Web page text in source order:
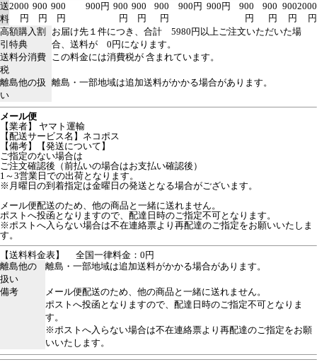
送
料
2000
円
900
円
900
円
900円 900
円
900
円
900
円
900円 900円
900
円
900
円
900
円
2000
円
高額購入割
引特典
お届け先１件につき、合計 5980円以上ご注文いただいた場
合、送料が 0円になります。
送料分消費
税
この料金には消費税が 含まれています。
離島他の扱
い
離島・一部地域は追加送料がかかる場合があります。
メール便
【業者】 ヤマト運輸
【配送サービス名】ネコポス
【備考】【発送について】
ご指定のない場合は
ご注文確認後（前払いの場合はお支払い確認後）
1～3営業日での出荷となります。
※月曜日の到着指定は金曜日の発送となる場合がございます。
メール便配送のため、他の商品と一緒に送れません。
ポストへ投函となりますので、配達日時のご指定不可となります。
※ポストへ入らない場合は不在連絡票より再配達のご指定をお願いいたしま
す。
【送料料金表】
全国一律料金：0円
離島他の
扱い
離島・一部地域は追加送料がかかる場合があります。
備考
メール便配送のため、他の商品と一緒に送れません。
ポストへ投函となりますので、配達日時のご指定不可となりま
す。
※ポストへ入らない場合は不在連絡票より再配達のご指定をお願
いいたします。